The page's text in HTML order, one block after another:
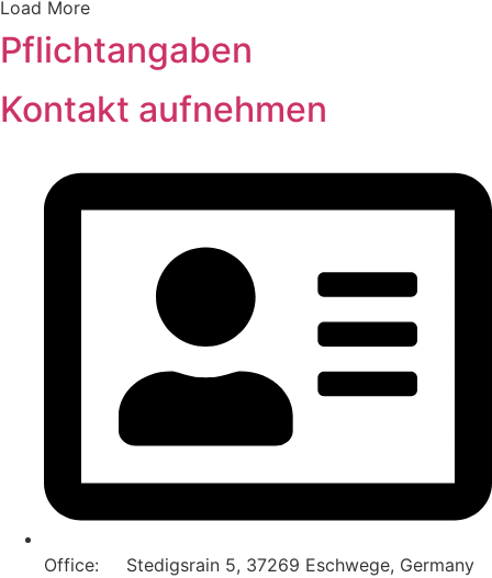
Load More
Pflichtangaben
Kontakt aufnehmen
Office: Stedigsrain 5, 37269 Eschwege, Germany